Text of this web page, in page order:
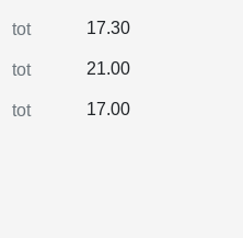
tot 17.30
tot 21.00
tot 17.00